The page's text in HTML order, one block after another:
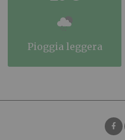
pioggia leggera